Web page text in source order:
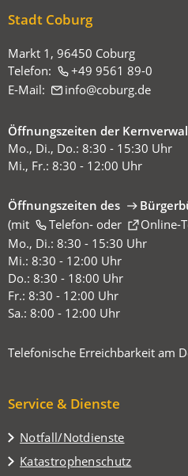
hier:
Stadt Coburg
Markt 1, 96450 Coburg
Telefon:
+49 9561 89-0
E-Mail:
info coburg de
Öffnungszeiten der
Mo., Di., Do.: 8:30 - 15:30 Uhr
Mi., Fr.: 8:30 - 12:00 Uhr
Öffnungszeiten des
(mit
Telefon-oder Online-
(Öffnet
in
einem
neuen
Tab)
Mo., Di.: 8:30 - 15:30 Uhr
Mi.: 8:30 - 12:00 Uhr
Do.: 8:30 - 18:00 Uhr
Fr.: 8:30 - 12:00 Uhr
Sa.: 8:00 - 12:00 Uhr
Telefonische Erreichbarkeit am
Service & Dienste
Notfall/Notdienste
Katastrophenschutz